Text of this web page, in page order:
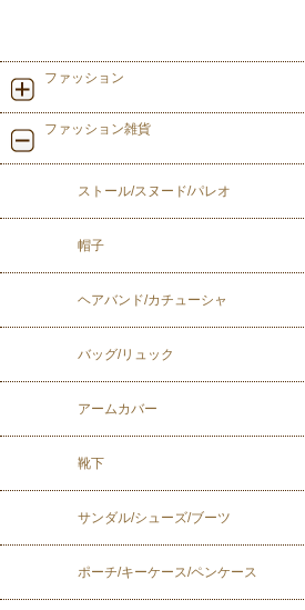
ファッション
ファッション雑貨
ストール/スヌード/パレオ
帽子
ヘアバンド/カチューシャ
バッグ/リュック
アームカバー
靴下
サンダル/シューズ/ブーツ
ポーチ/キーケース/ペンケース